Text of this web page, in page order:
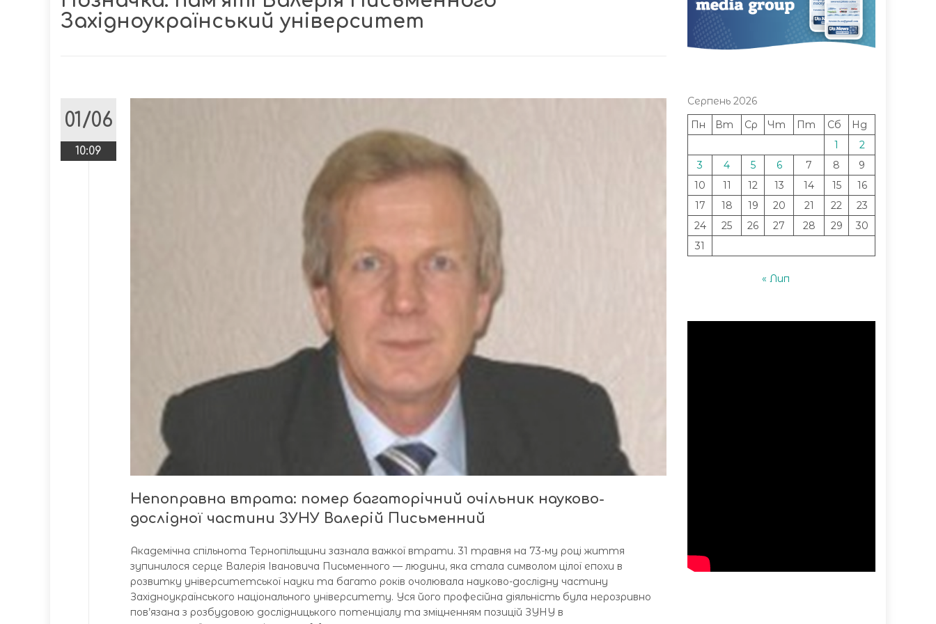
Західноукраїнський університет
01/06
10:09
Непоправна втрата: помер багаторічний очільник науково-
дослідної частини ЗУНУ Валерій Письменний
Академічна спільнота Тернопільщини зазнала важкої втрати. 31 травня на 73-му році життя
зупинилося серце Валерія Івановича Письменного — людини, яка стала символом цілої епохи в
розвитку університетської науки та багато років очолювала науково-дослідну частину
Західноукраїнського національного університету. Уся його професійна діяльність була нерозривно
пов’язана з розбудовою дослідницького потенціалу та зміцненням позицій ЗУНУ в
Серпень 2026
Пн
Вт Ср Чт Пт Сб
Нд
1
2
3
4 5 6 7 8
9
10
11 12 13 14 15
16
17
18 19 20 21 22
23
24
25 26 27 28 29
30
31
« Лип